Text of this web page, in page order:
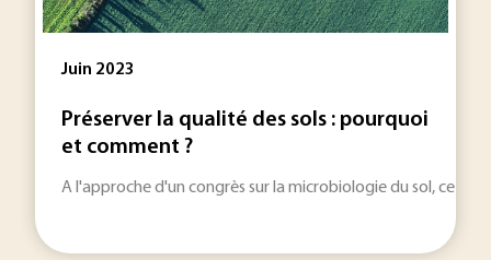
Juin 2023
Préserver la qualité des sols : pourquoi
et comment ?
A l'approche d'un congrès sur la microbiologie du sol, ce